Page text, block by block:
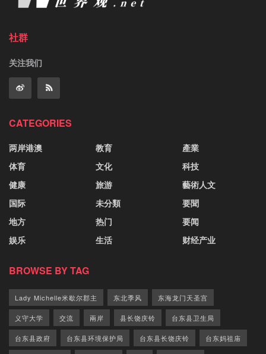
社群
关注我们
CATEGORIES
两岸港澳
体育
健康
国际
地方
娱乐
教育
文化
旅游
未分類
热门
生活
產業
科技
藝術人文
要聞
要闻
财经产业
BROWSE BY TAG
Lady Michelle米歇尔郡主 东北季风 东海龙门天圣宫
义守大学 交流 兩岸 县长饶庆铃 台东县卫生局
台东县政府 台东县环境保护局 台东县长饶庆铃 台东妈祖庙